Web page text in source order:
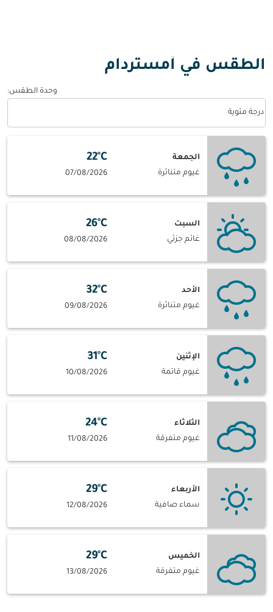
الطقس في أمستردام
وحدة الطقس:
درجة مئوية
الجمعة
غيوم متناثرة
22°C
07/08/2026
السبت
غائم جزئي
26°C
08/08/2026
الأحد
غيوم متناثرة
32°C
09/08/2026
الإثنين
غيوم قاتمة
31°C
10/08/2026
الثلاثاء
غيوم متفرقة
24°C
11/08/2026
الأربعاء
سماء صافية
29°C
12/08/2026
الخميس
غيوم متفرقة
29°C
13/08/2026